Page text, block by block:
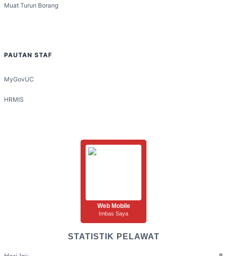
Muat Turun Borang
PAUTAN STAF
MyGovUC
HRMIS
Web Mobile
Imbas Saya
STATISTIK PELAWAT